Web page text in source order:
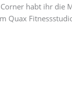
habt ihr
Quax